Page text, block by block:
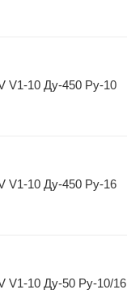
Задвижка MIV V1-10 Ду-450 Ру-10
Задвижка MIV V1-10 Ду-450 Ру-16
Задвижка MIV V1-10 Ду-50 Ру-10/16